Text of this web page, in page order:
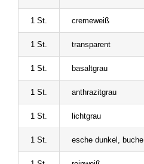
1 St. cremeweiß
1 St. transparent
1 St. basaltgrau
1 St. anthrazitgrau
1 St. lichtgrau
1 St. esche dunkel, buche